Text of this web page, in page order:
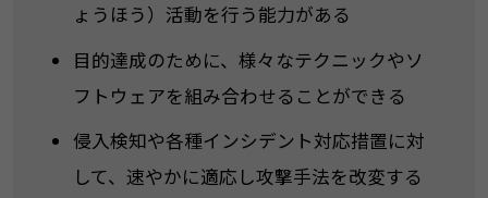
ょうほう）活動を行う能力がある
目的達成のために、様々なテクニックやソ
フトウェアを組み合わせることができる
侵入検知や各種インシデント対応措置に対
して、速やかに適応し攻撃手法を改変する